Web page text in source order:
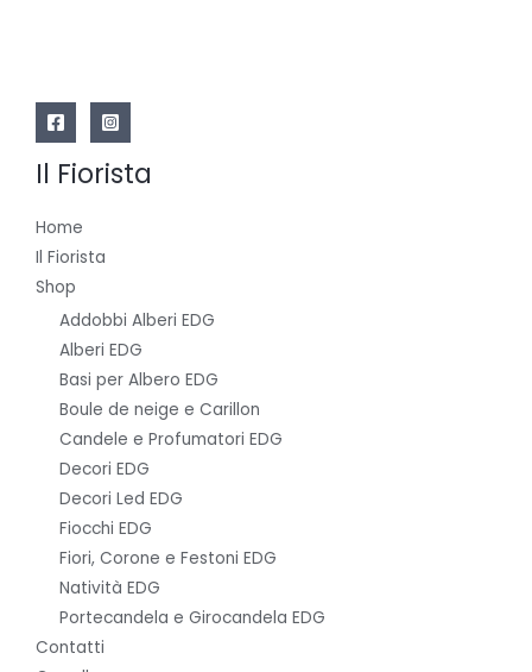
Il Fiorista
Home
Il Fiorista
Shop
Addobbi Alberi EDG
Alberi EDG
Basi per Albero EDG
Boule de neige e Carillon
Candele e Profumatori EDG
Decori EDG
Decori Led EDG
Fiocchi EDG
Fiori, Corone e Festoni EDG
Natività EDG
Portecandela e Girocandela EDG
Contatti